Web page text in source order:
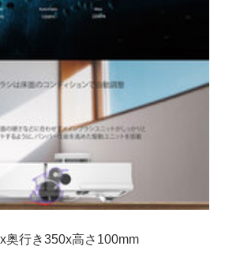
奥行き350x高さ100mm